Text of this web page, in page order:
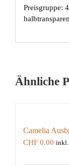
Preisgruppe:
Ähnliche
Camelia
CHF 0.00 inkl.